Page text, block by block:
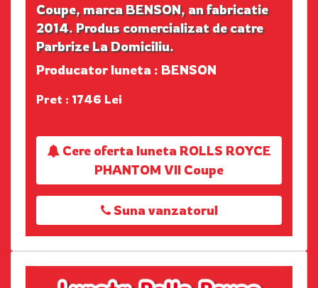
Coupe, marca BENSON, an fabricatie
2014. Produs comercializat de catre
Parbrize La Domiciliu.
Producator luneta : BENSON
Pret : 1746 Lei
Cere oferta luneta ROLLS ROYCE
PHANTOM VII Coupe
Suna vanzatorul